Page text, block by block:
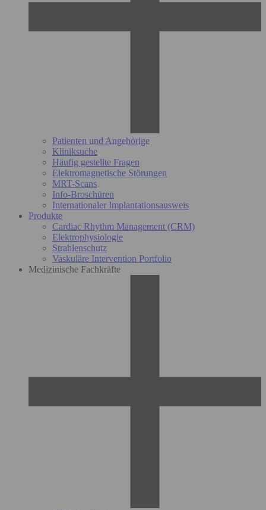
Patienten und Angehörige
Kliniksuche
Häufig gestellte Fragen
Elektromagnetische Störungen
MRT-Scans
Info-Broschüren
Internationaler Implantationsausweis
Produkte
Cardiac Rhythm Management (CRM)
Elektrophysiologie
Strahlenschutz
Vaskuläre Intervention Portfolio
Medizinische Fachkräfte